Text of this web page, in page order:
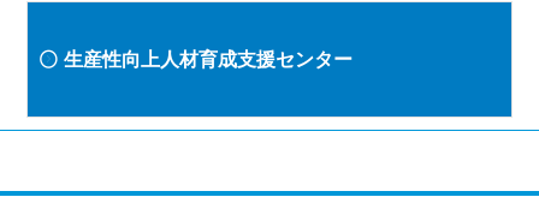
生産性向上人材育成支援センター